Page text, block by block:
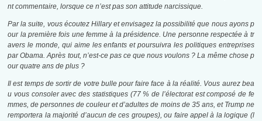
nt commentaire, lorsque ce n’est pas son attitude narcissique.
Par la suite, vous écoutez Hillary et envisagez la possibilité que nous ayons p
our la première fois une femme à la présidence. Une personne respectée à tr
avers le monde, qui aime les enfants et poursuivra les politiques entreprises
par Obama. Après tout, n’est-ce pas ce que nous voulons ? La même chose p
our quatre ans de plus ?
Il est temps de sortir de votre bulle pour faire face à la réalité. Vous aurez bea
u vous consoler avec des statistiques (77 % de l’électorat est composé de fe
mmes, de personnes de couleur et d’adultes de moins de 35 ans, et Trump ne
remportera la majorité d’aucun de ces groupes), ou faire appel à la logique (l